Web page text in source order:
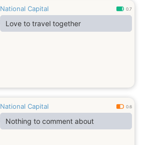
National Capital 0.7
Love to travel together
National Capital 0.6
Nothing to comment about